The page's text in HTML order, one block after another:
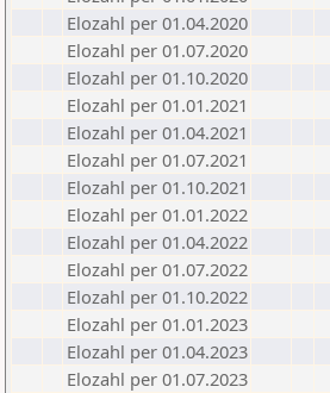
Elozahl per 01.04.2020
Elozahl per 01.07.2020
Elozahl per 01.10.2020
Elozahl per 01.01.2021
Elozahl per 01.04.2021
Elozahl per 01.07.2021
Elozahl per 01.10.2021
Elozahl per 01.01.2022
Elozahl per 01.04.2022
Elozahl per 01.07.2022
Elozahl per 01.10.2022
Elozahl per 01.01.2023
Elozahl per 01.04.2023
Elozahl per 01.07.2023